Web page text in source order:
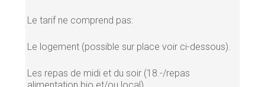
Le tarif ne comprend pas:
Le logement (possible sur place voir ci-dessous).
Les repas de midi et du soir (18.-/repas